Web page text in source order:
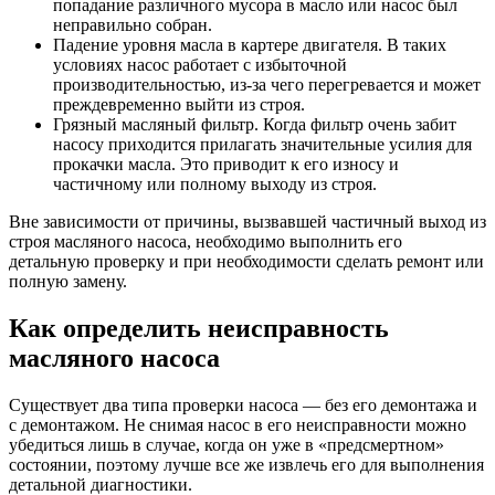
попадание различного мусора в масло или насос был
неправильно собран.
Падение уровня масла в картере двигателя. В таких
условиях насос работает с избыточной
производительностью, из-за чего перегревается и может
преждевременно выйти из строя.
Грязный масляный фильтр. Когда фильтр очень забит
насосу приходится прилагать значительные усилия для
прокачки масла. Это приводит к его износу и
частичному или полному выходу из строя.
Вне зависимости от причины, вызвавшей частичный выход из
строя масляного насоса, необходимо выполнить его
детальную проверку и при необходимости сделать ремонт или
полную замену.
Как определить неисправность
масляного насоса
Существует два типа проверки насоса — без его демонтажа и
с демонтажом. Не снимая насос в его неисправности можно
убедиться лишь в случае, когда он уже в «предсмертном»
состоянии, поэтому лучше все же извлечь его для выполнения
детальной диагностики.